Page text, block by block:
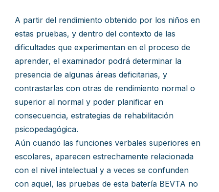
A partir del rendimiento obtenido por los niños en
estas pruebas, y dentro del contexto de las
dificultades que experimentan en el proceso de
aprender, el examinador podrá determinar la
presencia de algunas áreas deficitarias, y
contrastarlas con otras de rendimiento normal o
superior al normal y poder planificar en
consecuencia, estrategias de rehabilitación
psicopedagógica.
Aún cuando las funciones verbales superiores en
escolares, aparecen estrechamente relacionada
con el nivel intelectual y a veces se confunden
con aquel, las pruebas de esta batería BEVTA no